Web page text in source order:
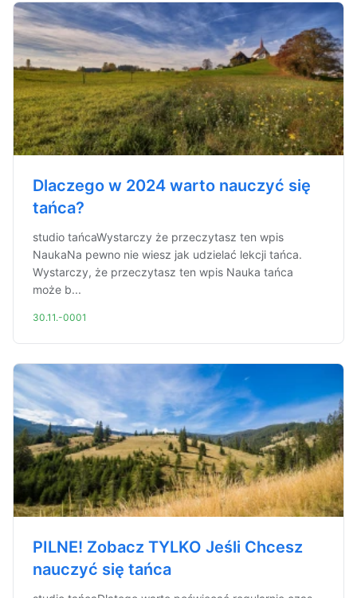
Dlaczego w 2024 warto nauczyć się
tańca?
studio tańcaWystarczy że przeczytasz ten wpis
NaukaNa pewno nie wiesz jak udzielać lekcji tańca.
Wystarczy, że przeczytasz ten wpis Nauka tańca
może b...
30.11.-0001
PILNE! Zobacz TYLKO Jeśli Chcesz
nauczyć się tańca